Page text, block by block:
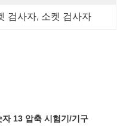
검사자, 소켓 검사자
13 압축 시험기/기구